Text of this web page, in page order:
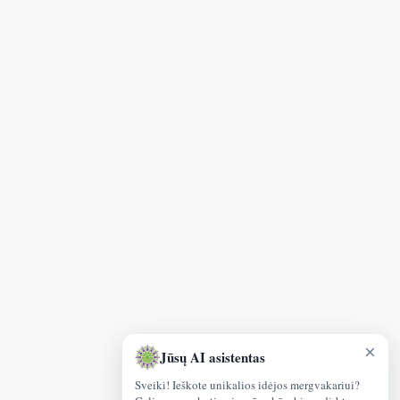
×
Jūsų AI asistentas
Sveiki! Ieškote unikalios idėjos mergvakariui?